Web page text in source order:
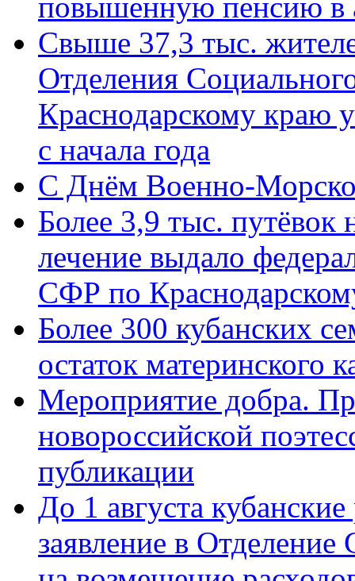
повышенную пенсию в
Свыше 37,3 тыс.
Отделения
Краснодарскому краю
с начала года
C Днём Военно-
Более 3,9 тыс. путёвок
лечение выдало
СФР по
Более 300 кубанских
остаток материнского
Мероприятие добра.
новороссийской
публикации
До 1 августа
заявление в